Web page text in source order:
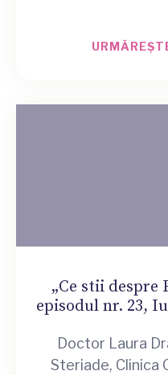
„Ce stii despre
episodul nr. 23,
Doctor Laura
Steriade, Clinica